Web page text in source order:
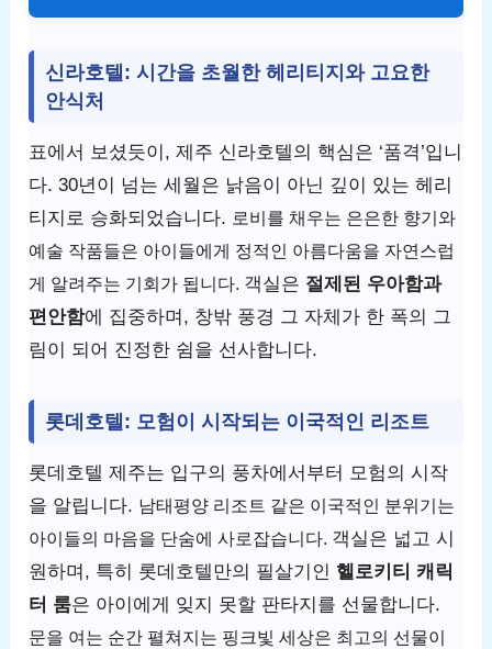
신라호텔: 시간을 초월한 헤리티지와 고요한
안식처
표에서 보셨듯이, 제주 신라호텔의 핵심은 ‘품격’입니
다. 30년이 넘는 세월은 낡음이 아닌 깊이 있는 헤리
티지로 승화되었습니다. 로비를 채우는 은은한 향기와
예술 작품들은 아이들에게 정적인 아름다움을 자연스럽
게 알려주는 기회가 됩니다. 객실은 절제된 우아함과
편안함에 집중하며, 창밖 풍경 그 자체가 한 폭의 그
림이 되어 진정한 쉼을 선사합니다.
롯데호텔: 모험이 시작되는 이국적인 리조트
롯데호텔 제주는 입구의 풍차에서부터 모험의 시작
을 알립니다. 남태평양 리조트 같은 이국적인 분위기는
아이들의 마음을 단숨에 사로잡습니다. 객실은 넓고 시
원하며, 특히 롯데호텔만의 필살기인 헬로키티 캐릭
터 룸은 아이에게 잊지 못할 판타지를 선물합니다.
문을 여는 순간 펼쳐지는 핑크빛 세상은 최고의 선물이